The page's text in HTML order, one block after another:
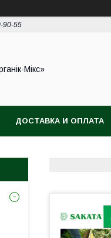
90-55
Мікс»
ДОСТАВКА И ОПЛАТА